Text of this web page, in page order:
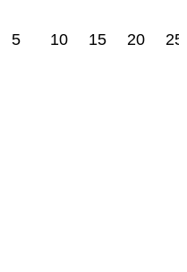
5 10 15 20 25